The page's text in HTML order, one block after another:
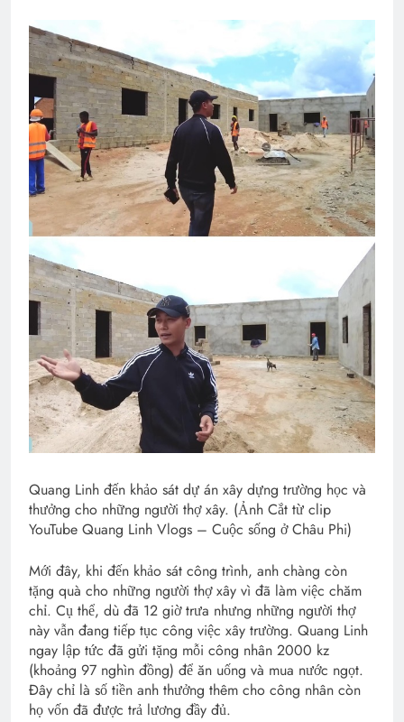
Quang Linh đến khảo sát dự án xây dựng trường học và
thưởng cho những người thợ xây. (Ảnh Cắt từ clip
YouTube Quang Linh Vlogs – Cuộc sống ở Châu Phi)
Mới đây, khi đến khảo sát công trình, anh chàng còn
tặng quà cho những người thợ xây vì đã làm việc chăm
chỉ. Cụ thể, dù đã 12 giờ trưa nhưng những người thợ
này vẫn đang tiếp tục công việc xây trường. Quang Linh
ngay lập tức đã gửi tặng mỗi công nhân 2000 kz
(khoảng 97 nghìn đồng) để ăn uống và mua nước ngọt.
Đây chỉ là số tiền anh thưởng thêm cho công nhân còn
họ vốn đã được trả lương đầy đủ.